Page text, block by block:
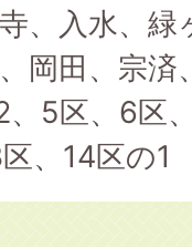
、入水、
岡田、宗済
5区、6区
、14区の1